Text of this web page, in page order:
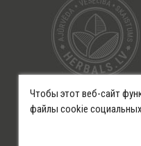
Чтобы этот веб-сайт
файлы cookie